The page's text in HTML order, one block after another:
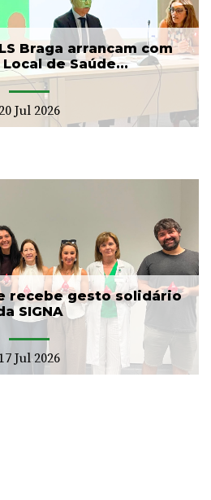
Braga arrancam com
de Saúde...
Jul 2026
recebe gesto solidário
SIGNA
Jul 2026